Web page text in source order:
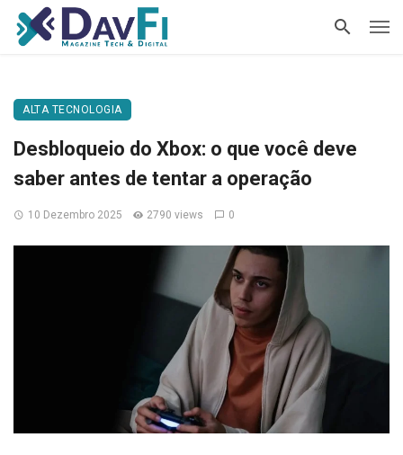
ALTA TECNOLOGIA
Desbloqueio do Xbox: o que você deve
saber antes de tentar a operação
10 Dezembro 2025 2790 views 0